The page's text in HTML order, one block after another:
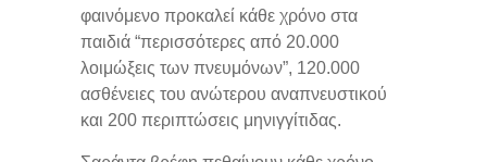
φαινόμενο προκαλεί κάθε χρόνο στα
παιδιά “περισσότερες από 20.000
λοιμώξεις των πνευμόνων”, 120.000
ασθένειες του ανώτερου αναπνευστικού
και 200 περιπτώσεις μηνιγγίτιδας.